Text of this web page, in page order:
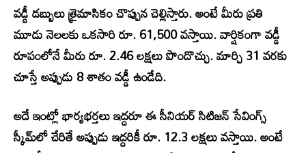
వడ్డీ డబ్బులు త్రైమాసికం చొప్పున చెల్లిస్తారు. అంటే మీరు ప్రతి
మూడు నెలలకు ఒకసారి రూ. 61,500 వస్తాయి. వార్షికంగా వడ్డీ
రూపంలోనే మీరు రూ. 2.46 లక్షలు పొందొచ్చు. మార్చి 31 వరకు
చూస్తే అప్పుడు 8 శాతం వడ్డీ ఉండేది.
అదే ఇంట్లో భార్యభర్తలు ఇద్దరూ ఈ సీనియర్ సిటిజన్ సేవింగ్స్
స్కీమ్‌లో చేరితే అప్పుడు ఇద్దరికీ రూ. 12.3 లక్షలు వస్తాయి. అంటే